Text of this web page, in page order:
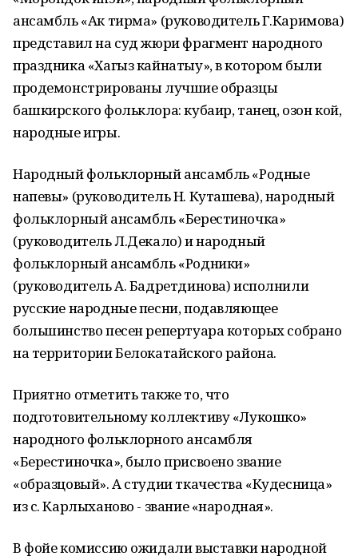
ансамбль «Ак тирма» (руководитель Г.Каримова)
представил на суд жюри фрагмент народного
праздника «Хагыз кайнатыу», в котором были
продемонстрированы лучшие образцы
башкирского фольклора: кубаир, танец, озон кой,
народные игры.
Народный фольклорный ансамбль «Родные
напевы» (руководитель Н. Куташева), народный
фольклорный ансамбль «Берестиночка»
(руководитель Л.Декало) и народный
фольклорный ансамбль «Родники»
(руководитель А. Бадретдинова) исполнили
русские народные песни, подавляющее
большинство песен репертуара которых собрано
на территории Белокатайского района.
Приятно отметить также то, что
подготовительному коллективу «Лукошко»
народного фольклорного ансамбля
«Берестиночка», было присвоено звание
«образцовый». А студии ткачества «Кудесница»
из с. Карлыханово - звание «народная».
В фойе комиссию ожидали выставки народной